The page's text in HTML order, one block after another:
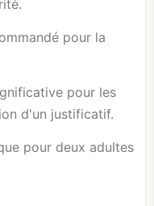
pour la
pour les
d'un justificatif.
pour deux adultes